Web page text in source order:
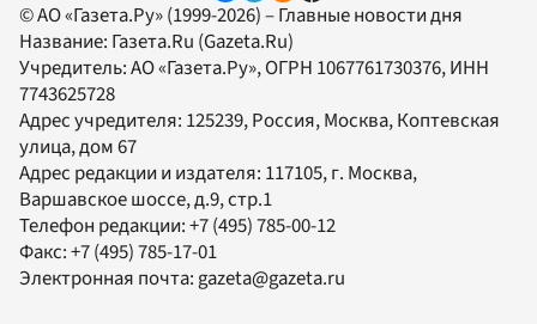
© АО «Газета.Ру» (1999-2026) – Главные новости дня
Название: Газета.Ru (Gazeta.Ru)
Учредитель:АО «Газета.Ру», ОГРН 1067761730376, ИНН
7743625728
Адрес учредителя: 125239, Россия, Москва, Коптевская
улица, дом 67
Адрес редакции и издателя: 117105, г. Москва,
Варшавское шоссе, д.9, стр.1
Телефон редакции:+7 (495) 785-00-12
Факс:+7 (495) 785-17-01
Электронная почта:gazeta@gazeta.ru